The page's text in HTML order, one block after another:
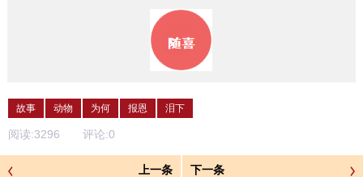
故事 动物 为何 报恩 泪下
阅读:3296 评论:0
上一条 下一条